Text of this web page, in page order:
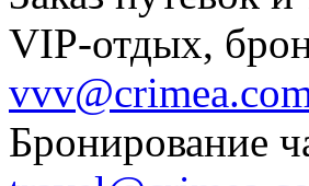
VIP-отдых,
Бронирование